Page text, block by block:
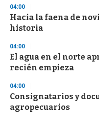
04:00
Hacia la faena de
historia
04:00
El agua en el norte
recién empieza
04:00
Consignatarios y
agropecuarios